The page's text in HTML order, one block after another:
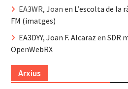
EA3WR, Joan en L’escolta de la
FM (imatges)
EA3DYY, Joan F. Alcaraz en SDR
OpenWebRX
Arxius